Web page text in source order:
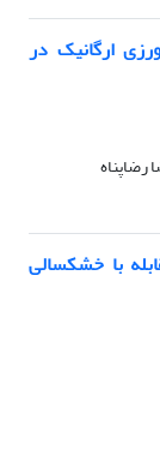
ارگانیک در
رضاپناه
با خشکسالی